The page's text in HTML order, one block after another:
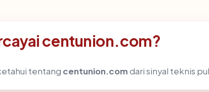
centunion.com?
tentang centunion.comdari sinyal teknis